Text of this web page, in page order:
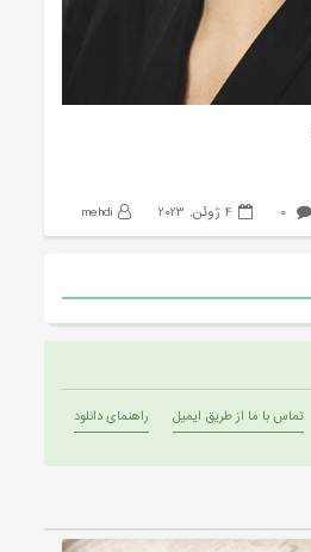
0 4 ژوئن, 2023 mehdi
راهنمای دانلود تماس با ما از طریق ایمیل